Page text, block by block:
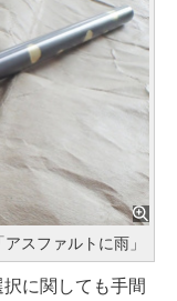
スファルトに雨」
に関しても手間